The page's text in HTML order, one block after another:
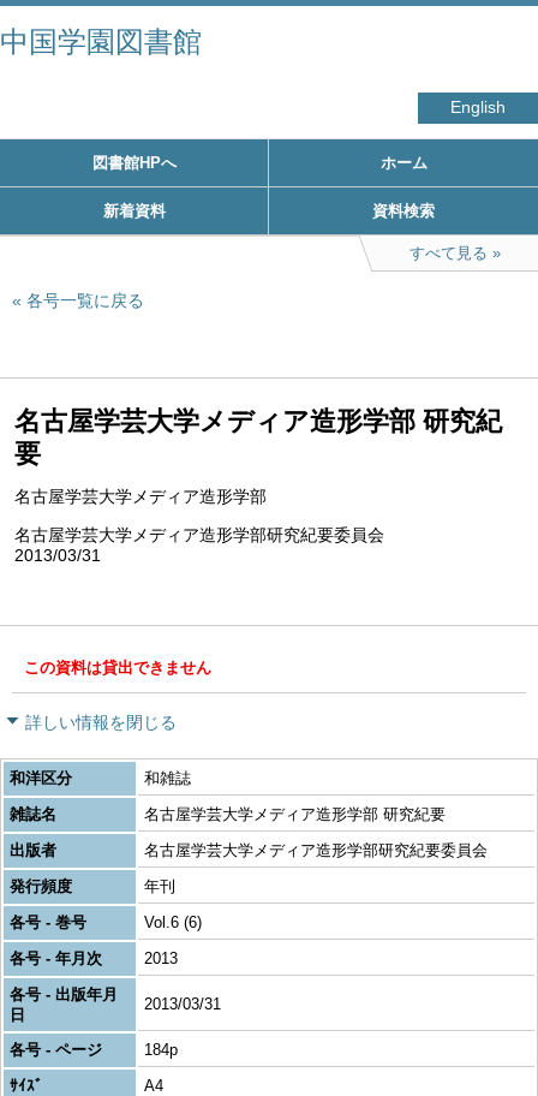
中国学園図書館
English
図書館HPへ ホーム
新着資料 資料検索
すべて見る
各号一覧に戻る
名古屋学芸大学メディア造形学部 研究紀
要
名古屋学芸大学メディア造形学部
名古屋学芸大学メディア造形学部研究紀要委員会
2013/03/31
この資料は貸出できません
詳しい情報を閉じる
和洋区分
和雑誌
雑誌名
名古屋学芸大学メディア造形学部 研究紀要
出版者
名古屋学芸大学メディア造形学部研究紀要委員会
発行頻度
年刊
各号 - 巻号
Vol.6 (6)
各号 - 年月次
2013
各号 - 出版年月
日
2013/03/31
各号 - ページ
184p
ｻｲｽﾞ
A4